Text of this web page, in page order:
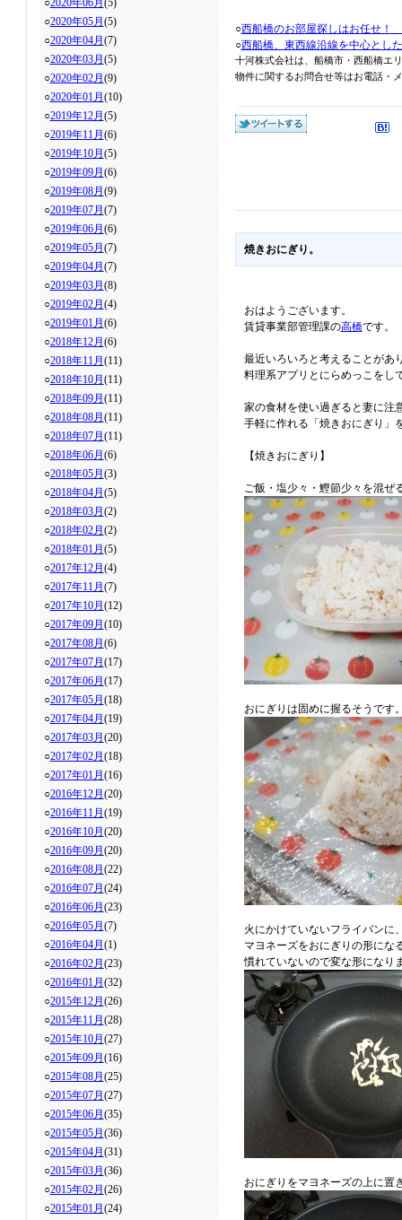
○2020年06月 (5)
○2020年05月 (5)
○2020年04月 (7)
○2020年03月 (5)
○2020年02月 (9)
○2020年01月 (10)
○2019年12月 (5)
○2019年11月 (6)
○2019年10月 (5)
○2019年09月 (6)
○2019年08月 (9)
○2019年07月 (7)
○2019年06月 (6)
○2019年05月 (7)
○2019年04月 (7)
○2019年03月 (8)
○2019年02月 (4)
○2019年01月 (6)
○2018年12月 (6)
○2018年11月 (11)
○2018年10月 (11)
○2018年09月 (11)
○2018年08月 (11)
○2018年07月 (11)
○2018年06月 (6)
○2018年05月 (3)
○2018年04月 (5)
○2018年03月 (2)
○2018年02月 (2)
○2018年01月 (5)
○2017年12月 (4)
○2017年11月 (7)
○2017年10月 (12)
○2017年09月 (10)
○2017年08月 (6)
○2017年07月 (17)
○2017年06月 (17)
○2017年05月 (18)
○2017年04月 (19)
○2017年03月 (20)
○2017年02月 (18)
○2017年01月 (16)
○2016年12月 (20)
○2016年11月 (19)
○2016年10月 (20)
○2016年09月 (20)
○2016年08月 (22)
○2016年07月 (24)
○2016年06月 (23)
○2016年05月 (7)
○2016年04月 (1)
○2016年02月 (23)
○2016年01月 (32)
○2015年12月 (26)
○2015年11月 (28)
○2015年10月 (27)
○2015年09月 (16)
○2015年08月 (25)
○2015年07月 (27)
○2015年06月 (35)
○2015年05月 (36)
○2015年04月 (31)
○2015年03月 (36)
○2015年02月 (26)
○2015年01月 (24)
○西船橋のお部屋探しはお任せ！
○西船橋、東西線沿線を中心とし
十河株式会社は、船橋市・西船橋エ
物件に関するお問合せ等はお電話・
焼きおにぎり。
おはようございます。
賃貸事業部管理課の高橋です。
最近いろいろと考えることがあ
料理系アプリとにらめっこをし
家の食材を使い過ぎると妻に注
手軽に作れる「焼きおにぎり」
【焼きおにぎり】
ご飯・塩少々・鰹節少々を混ぜ
おにぎりは固めに握るそうです
火にかけていないフライパンに
マヨネーズをおにぎりの形にな
慣れていないので変な形になり
おにぎりをマヨネーズの上に置